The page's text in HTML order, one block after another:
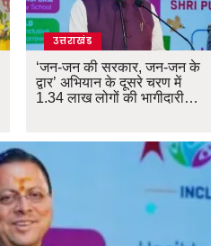
उत्तराखंड
‘जन-जन की सरकार, जन-जन के
द्वार’ अभियान के दूसरे चरण में
1.34 लाख लोगों की भागीदारी…